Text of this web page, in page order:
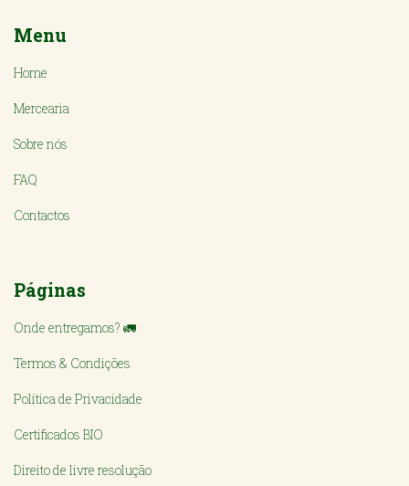
Menu
Home
Mercearia
Sobre nós
FAQ
Contactos
Páginas
Onde entregamos? 🚛
Termos & Condições
Política de Privacidade
Certificados BIO
Direito de livre resolução